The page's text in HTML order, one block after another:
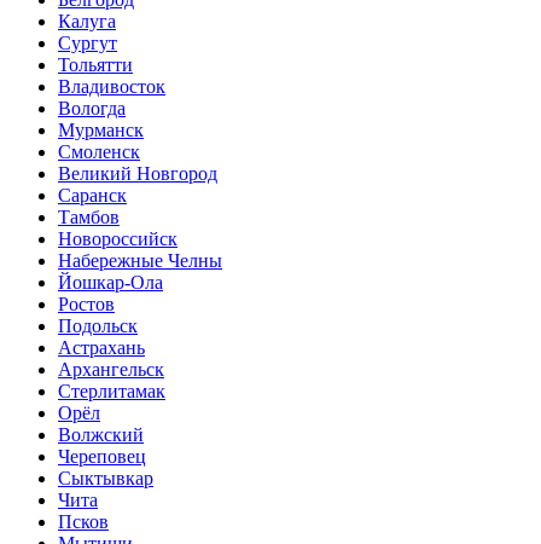
Калуга
Сургут
Тольятти
Владивосток
Вологда
Мурманск
Смоленск
Великий Новгород
Саранск
Тамбов
Новороссийск
Набережные Челны
Йошкар-Ола
Ростов
Подольск
Астрахань
Архангельск
Стерлитамак
Орёл
Волжский
Череповец
Сыктывкар
Чита
Псков